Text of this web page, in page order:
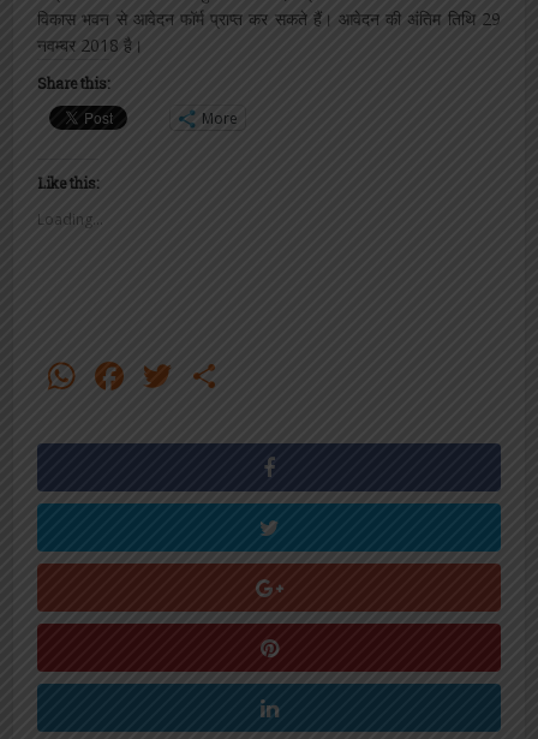
विकास भवन से आवेदन फॉर्म प्राप्त कर सकते हैं। आवेदन की अंतिम तिथि 29
नवम्बर 2018 है।
Share this:
More
Like this:
Loading...
WhatsApp
Facebook
Twitter